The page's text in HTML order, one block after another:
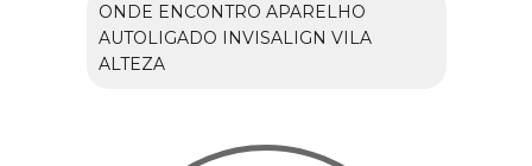
ONDE ENCONTRO APARELHO
AUTOLIGADO INVISALIGN VILA
ALTEZA